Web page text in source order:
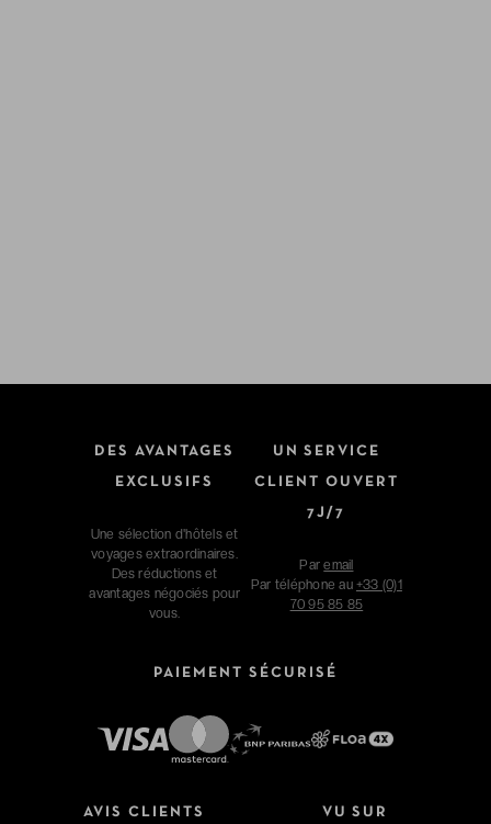
DES AVANTAGES
EXCLUSIFS
Une sélection d'hôtels et
voyages extraordinaires.
Des réductions et
avantages négociés pour
vous.
UN SERVICE
CLIENT OUVERT
7J/7
Paremail
Par téléphone au +33 (0)1
70 95 85 85
PAIEMENT SÉCURISÉ
AVIS CLIENTS VU SUR